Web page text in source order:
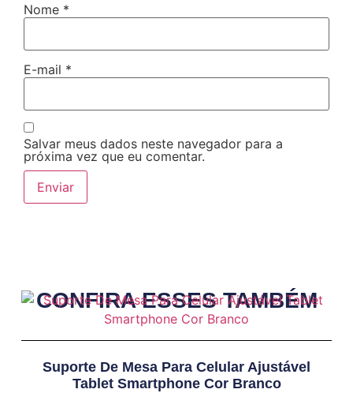
Nome *
E-mail *
Salvar meus dados neste navegador para a
próxima vez que eu comentar.
CONFIRA ESSES TAMBÉM
Suporte De Mesa Para Celular Ajustável
Tablet Smartphone Cor Branco